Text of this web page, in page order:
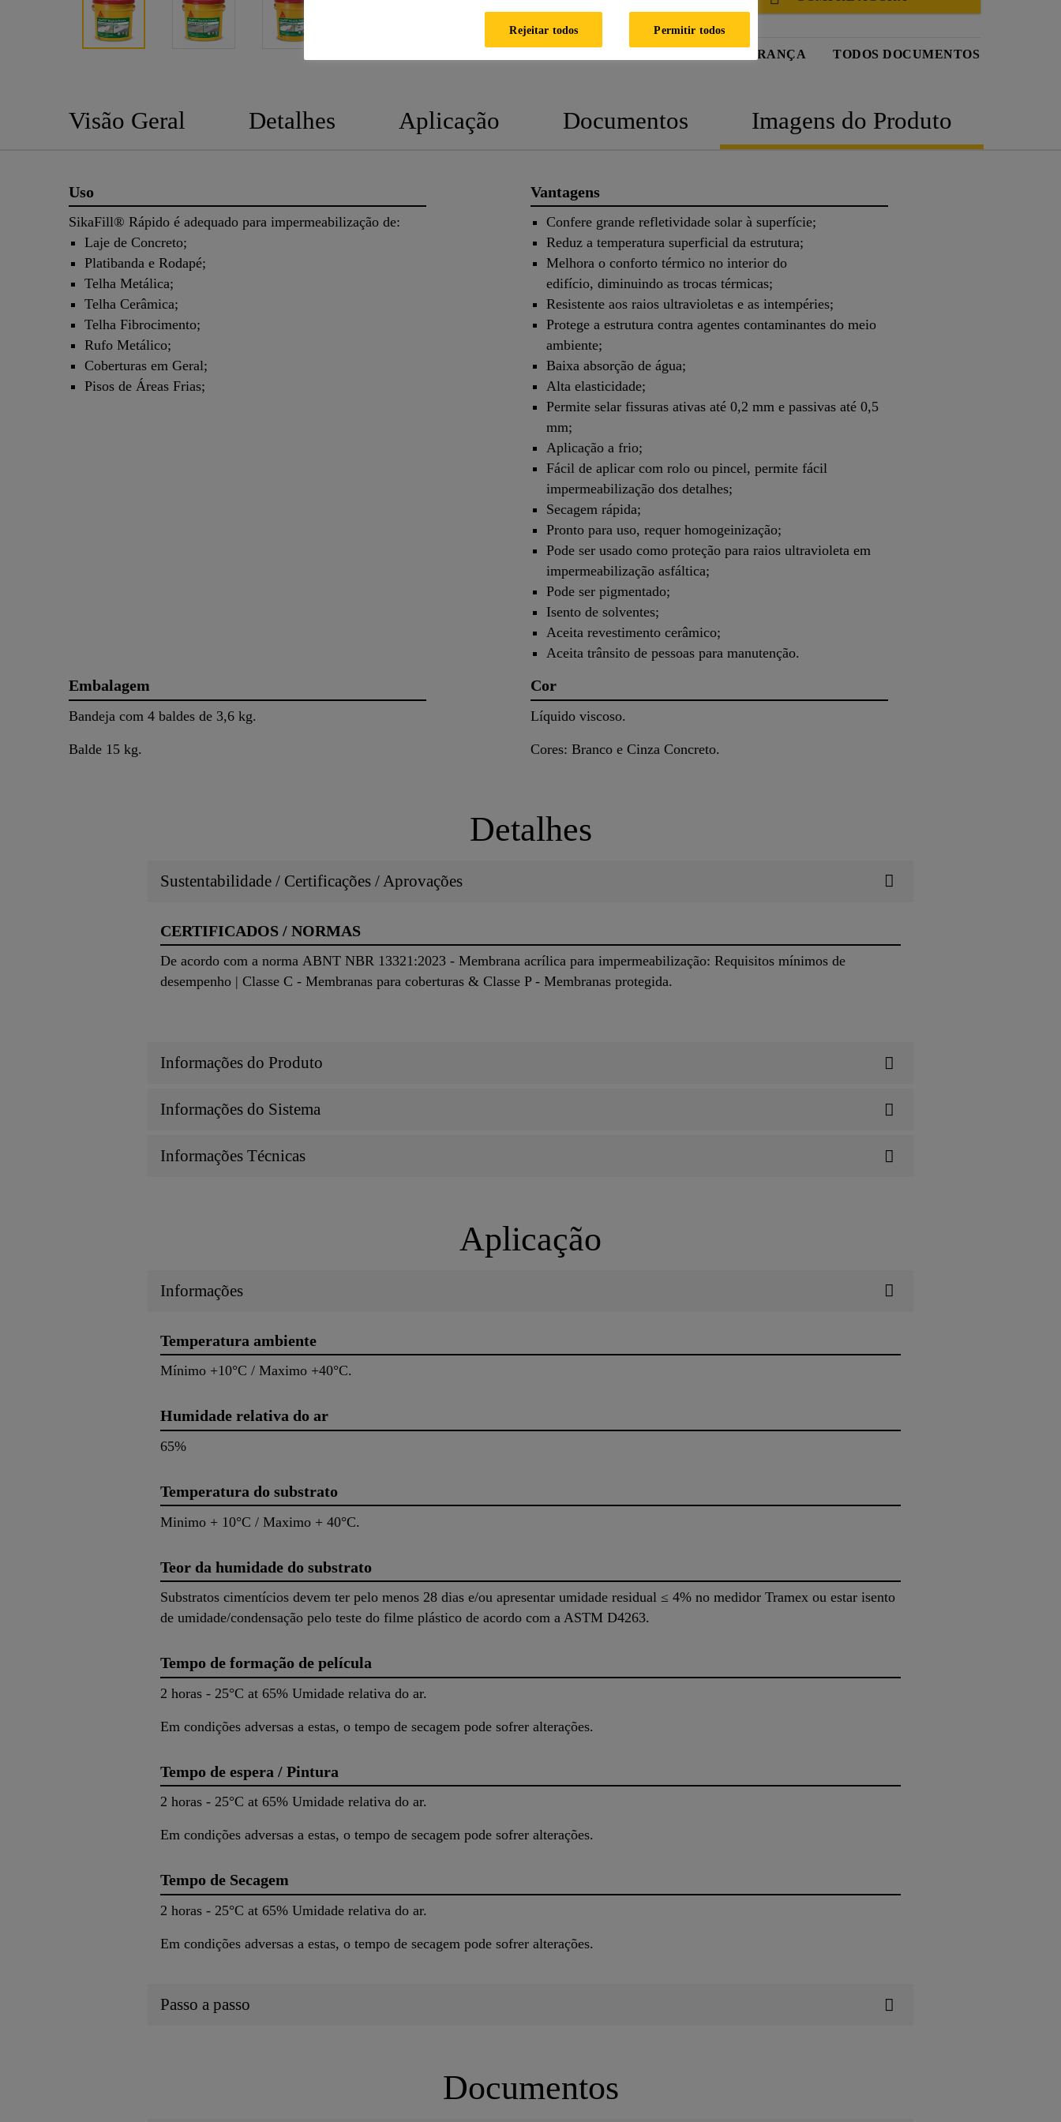
FICHA DE SEGURANÇA TODOS DOCUMENTOS
Visão Geral Detalhes Aplicação Documentos Imagens do Produto
Uso
SikaFill® Rápido é adequado para impermeabilização de:
Laje de Concreto;
Platibanda e Rodapé;
Telha Metálica;
Telha Cerâmica;
Telha Fibrocimento;
Rufo Metálico;
Coberturas em Geral;
Pisos de Áreas Frias;
Vantagens
Confere grande refletividade solar à superfície;
Reduz a temperatura superficial da estrutura;
Melhora o conforto térmico no interior do
edifício, diminuindo as trocas térmicas;
Resistente aos raios ultravioletas e as intempéries;
Protege a estrutura contra agentes contaminantes do meio
ambiente;
Baixa absorção de água;
Alta elasticidade;
Permite selar fissuras ativas até 0,2 mm e passivas até 0,5
mm;
Aplicação a frio;
Fácil de aplicar com rolo ou pincel, permite fácil
impermeabilização dos detalhes;
Secagem rápida;
Pronto para uso, requer homogeinização;
Pode ser usado como proteção para raios ultravioleta em
impermeabilização asfáltica;
Pode ser pigmentado;
Isento de solventes;
Aceita revestimento cerâmico;
Aceita trânsito de pessoas para manutenção.
Embalagem
Bandeja com 4 baldes de 3,6 kg.
Balde 15 kg.
Cor
Líquido viscoso.
Cores: Branco e Cinza Concreto.
Detalhes
Sustentabilidade / Certificações / Aprovações
CERTIFICADOS / NORMAS
De acordo com a norma ABNT NBR 13321:2023 - Membrana acrílica para impermeabilização: Requisitos mínimos de
desempenho | Classe C - Membranas para coberturas & Classe P - Membranas protegida.
Informações do Produto
Informações do Sistema
Informações Técnicas
Aplicação
Informações
Temperatura ambiente
Mínimo +10°C / Maximo +40°C.
Humidade relativa do ar
65%
Temperatura do substrato
Minimo + 10°C / Maximo + 40°C.
Teor da humidade do substrato
Substratos cimentícios devem ter pelo menos 28 dias e/ou apresentar umidade residual ≤ 4% no medidor Tramex ou estar isento
de umidade/condensação pelo teste do filme plástico de acordo com a ASTM D4263.
Tempo de formação de película
2 horas - 25°C at 65% Umidade relativa do ar.
Em condições adversas a estas, o tempo de secagem pode sofrer alterações.
Tempo de espera / Pintura
2 horas - 25°C at 65% Umidade relativa do ar.
Em condições adversas a estas, o tempo de secagem pode sofrer alterações.
Tempo de Secagem
2 horas - 25°C at 65% Umidade relativa do ar.
Em condições adversas a estas, o tempo de secagem pode sofrer alterações.
Passo a passo
Documentos
Rejeitar todos Permitir todos